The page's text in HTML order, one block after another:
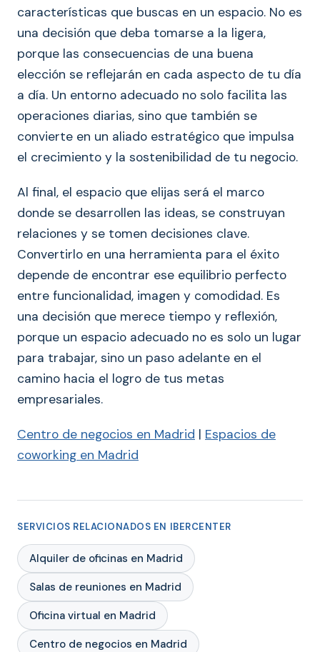
características que buscas en un espacio. No es
una decisión que deba tomarse a la ligera,
porque las consecuencias de una buena
elección se reflejarán en cada aspecto de tu día
a día. Un entorno adecuado no solo facilita las
operaciones diarias, sino que también se
convierte en un aliado estratégico que impulsa
el crecimiento y la sostenibilidad de tu negocio.
Al final, el espacio que elijas será el marco
donde se desarrollen las ideas, se construyan
relaciones y se tomen decisiones clave.
Convertirlo en una herramienta para el éxito
depende de encontrar ese equilibrio perfecto
entre funcionalidad, imagen y comodidad. Es
una decisión que merece tiempo y reflexión,
porque un espacio adecuado no es solo un lugar
para trabajar, sino un paso adelante en el
camino hacia el logro de tus metas
empresariales.
Centro de negocios en Madrid | Espacios de
coworking en Madrid
SERVICIOS RELACIONADOS EN IBERCENTER
Alquiler de oficinas en Madrid
Salas de reuniones en Madrid
Oficina virtual en Madrid
Centro de negocios en Madrid